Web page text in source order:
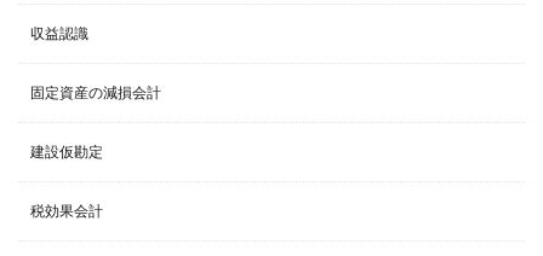
収益認識
固定資産の減損会計
建設仮勘定
税効果会計